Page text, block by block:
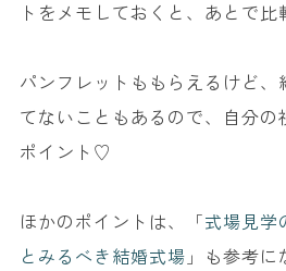
トをメモしておくと、あとで比
パンフレットももらえるけど
てないこともあるので、自分
ポイント♡
ほかのポイントは、「式場見学
とみるべき結婚式場 」も参考